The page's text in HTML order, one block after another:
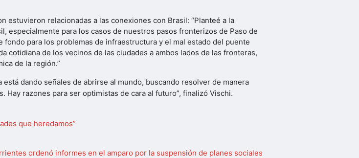
estuvieron relacionadas a las conexiones con Brasil: “Planteé a la
especialmente para los casos de nuestros pasos fronterizos de Paso de
para los problemas de infraestructura y el mal estado del puente
cotidiana de los vecinos de las ciudades a ambos lados de las fronteras,
de la región.”
dando señales de abrirse al mundo, buscando resolver de manera
razones para ser optimistas de cara al futuro”, finalizó Vischi.
que heredamos”
ordenó informes en el amparo por la suspensión de planes sociales